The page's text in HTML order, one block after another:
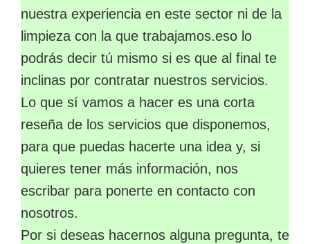
nuestra experiencia en este sector ni de la
limpieza con la que trabajamos.eso lo
podrás decir tú mismo si es que al final te
inclinas por contratar nuestros servicios.
Lo que sí vamos a hacer es una corta
reseña de los servicios que disponemos,
para que puedas hacerte una idea y, si
quieres tener más información, nos
escribar para ponerte en contacto con
nosotros.
Por si deseas hacernos alguna pregunta, te